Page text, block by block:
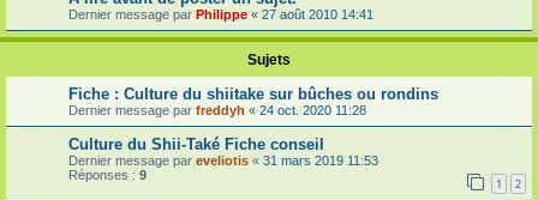
Dernier message par Philippe « 27 août 2010 14:41
Sujets
Fiche : Culture du shiitake sur bûches ou rondins
Dernier message par freddyh « 24 oct. 2020 11:28
Culture du Shii-Také Fiche conseil
Dernier message par eveliotis « 31 mars 2019 11:53
Réponses : 9
1 2